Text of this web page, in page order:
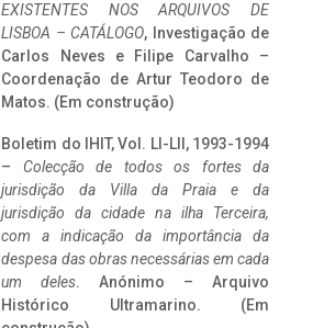
EXISTENTES NOS ARQUIVOS DE
LISBOA – CATÁLOGO, Investigação de
Carlos Neves e Filipe Carvalho –
Coordenação de Artur Teodoro de
Matos. (Em construção)
Boletim do IHIT, Vol. LI-LII, 1993-1994
– Colecção de todos os fortes da
jurisdição da Villa da Praia e da
jurisdição da cidade na ilha Terceira,
com a indicação da importância da
despesa das obras necessárias em cada
um deles. Anónimo – Arquivo
Histórico Ultramarino. (Em